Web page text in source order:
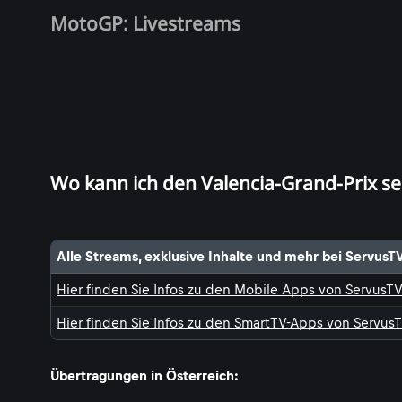
MotoGP: Livestreams
Wo kann ich den Valencia-Grand-Prix
Alle Streams, exklusive Inhalte und mehr bei
Hier finden Sie Infos zu den Mobile Apps von
Hier finden Sie Infos zu den SmartTV-Apps von
Übertragungen in Österreich: